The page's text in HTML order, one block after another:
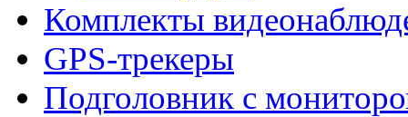
Комплекты
GPS-трекеры
Подголовник с